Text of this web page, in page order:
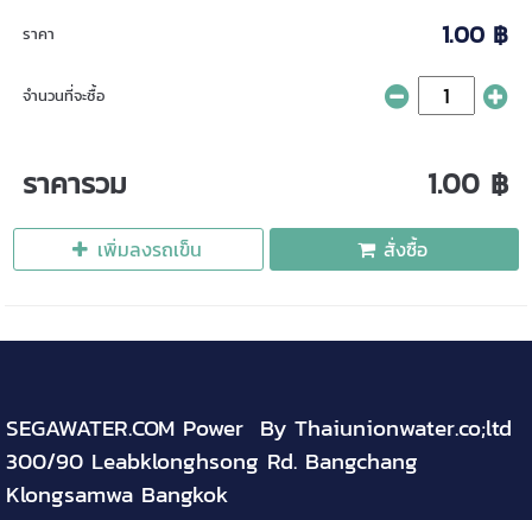
ราคา 1.00 ฿
จำนวนที่จะซื้อ
ราคารวม 1.00 ฿
เพิ่มลงรถเข็น สั่งซื้อ
SEGAWATER.COM Power By Thaiunionwater.co;ltd
300/90 Leabklonghsong Rd. Bangchang
Klongsamwa Bangkok